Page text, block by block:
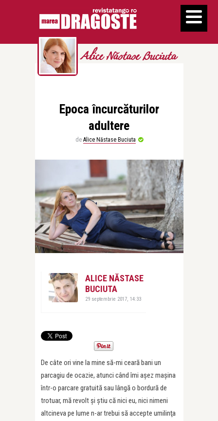
Alice Năstase Buciuta
Epoca încurcăturilor
adultere
de Alice Năstase Buciuta
ALICE NĂSTASE
BUCIUTA
29 septembrie 2017, 14:33
De câte ori vine la mine să-mi ceară bani un
parcagiu de ocazie, atunci când îmi aşez maşina
într-o parcare gratuită sau lângă o bordură de
trotuar, mă revolt şi ştiu că nici eu, nici nimeni
altcineva pe lume n-ar trebui să accepte umilinţa